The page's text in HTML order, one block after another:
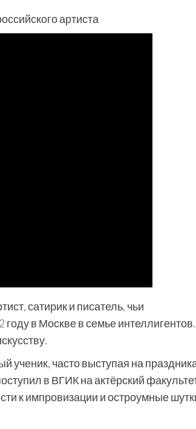
сатирик и писатель, чьи
в Москве в семье
ученик, часто выступая на
в ВГИК на актёрский
к импровизации и остроумные